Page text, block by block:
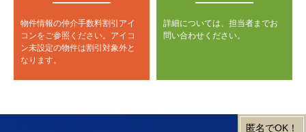
物件情報の仲介手数料割引アイ
コンをご参照ください。 アイコ
ン未設定の物件は割引対象外と
なります。
詳細については、担当者までお
問い合わせください。